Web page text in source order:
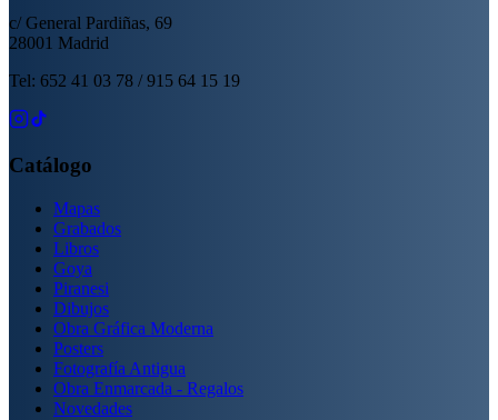
c/ General Pardiñas, 69
28001 Madrid
Tel: 652 41 03 78 / 915 64 15 19
Catálogo
Mapas
Grabados
Libros
Goya
Piranesi
Dibujos
Obra Gráfica Moderna
Posters
Fotografía Antigua
Obra Enmarcada - Regalos
Novedades